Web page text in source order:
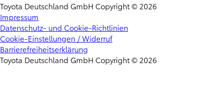
Toyota Deutschland GmbH Copyright © 2026
Impressum
Datenschutz- und Cookie-Richtlinien
Cookie-Einstellungen / Widerruf
Barrierefreiheitserklärung
Toyota Deutschland GmbH Copyright © 2026